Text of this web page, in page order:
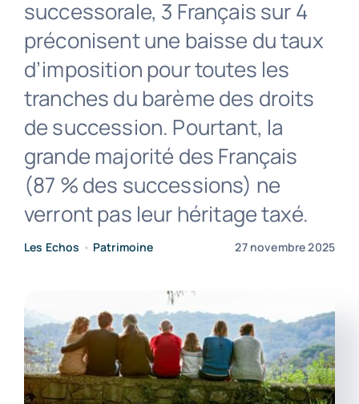
Contact
successorale, 3 Français sur 4
préconisent une baisse du taux
d’imposition pour toutes les
tranches du barème des droits
de succession. Pourtant, la
grande majorité des Français
(87 % des successions) ne
verront pas leur héritage taxé.
Les Echos • Patrimoine 27 novembre 2025